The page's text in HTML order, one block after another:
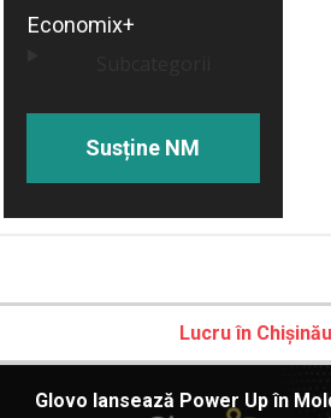
Economix+
Susține NM
Lucru în Chișinău
Glovo lansează Power Up în